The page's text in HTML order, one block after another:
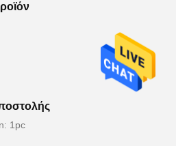
1pc